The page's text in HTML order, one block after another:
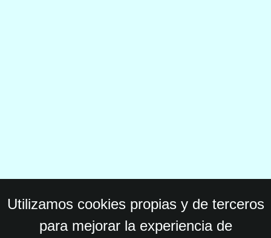
Utilizamos cookies propias y de terceros
para mejorar la experiencia de